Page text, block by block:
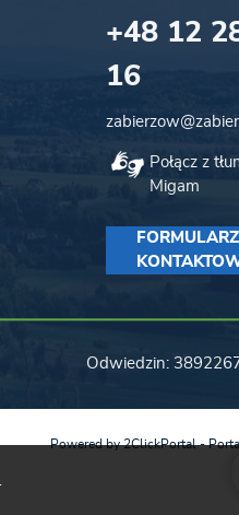
+48 12
16
Połącz z
Migam
FORMULARZ
Odwiedzin:
Powered by2ClickPortal-